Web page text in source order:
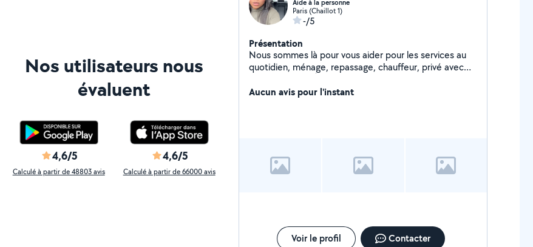
Nos utilisateurs nous
évaluent
4,6/5
Calculé à partir de 48803 avis
4,6/5
Calculé à partir de 66000 avis
Aide à la personne
Paris (Chaillot 1)
-/5
Présentation
Nous sommes là pour vous aider pour les services au
quotidien, ménage, repassage, chauffeur, privé avec
Esthéticienne à couturière, domicile
Aucun avis pour l'instant
Voir le profil Contacter